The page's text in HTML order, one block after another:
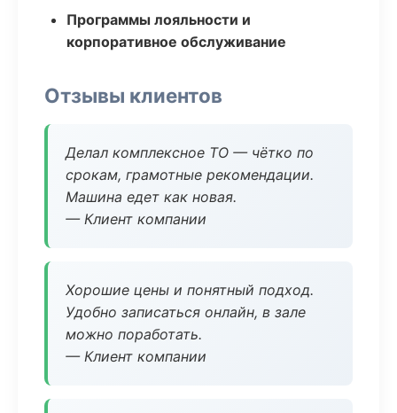
Программы лояльности и
корпоративное обслуживание
Отзывы клиентов
Делал комплексное ТО — чётко по
срокам, грамотные рекомендации.
Машина едет как новая.
— Клиент компании
Хорошие цены и понятный подход.
Удобно записаться онлайн, в зале
можно поработать.
— Клиент компании